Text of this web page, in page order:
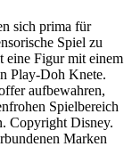
sich prima für
Spiel zu
eine Figur mit einem
Play-Doh Knete.
aufbewahren,
Spielbereich
Copyright Disney.
Marken